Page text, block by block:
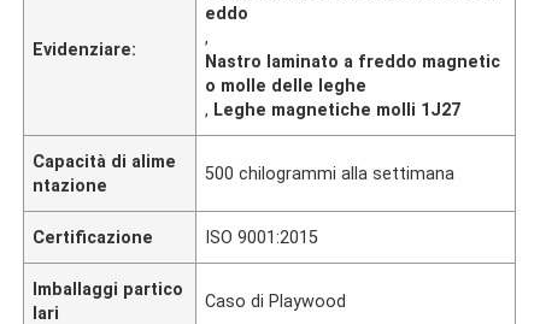
Evidenziare:
eddo
,
Nastro laminato a freddo magnetic
o molle delle leghe
, Leghe magnetiche molli 1J27
Capacità di alime
ntazione
500 chilogrammi alla settimana
Certificazione ISO 9001:2015
Imballaggi partico
lari
Caso di Playwood